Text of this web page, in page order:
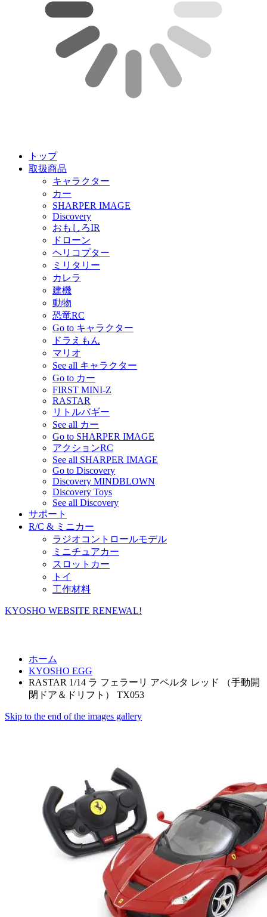
トップ
取扱商品
キャラクター
カー
SHARPER IMAGE
Discovery
おもしろIR
ドローン
ヘリコプター
ミリタリー
カレラ
建機
動物
恐竜RC
Go to キャラクター
ドラえもん
マリオ
See all キャラクター
Go to カー
FIRST MINI-Z
RASTAR
リトルバギー
See all カー
Go to SHARPER IMAGE
アクションRC
See all SHARPER IMAGE
Go to Discovery
Discovery MINDBLOWN
Discovery Toys
See all Discovery
サポート
R/C & ミニカー
ラジオコントロールモデル
ミニチュアカー
スロットカー
トイ
工作材料
KYOSHO WEBSITE RENEWAL!
ホーム
KYOSHO EGG
RASTAR 1/14 ラ フェラーリ アペルタ レッド （手動開
閉ドア＆ドリフト） TX053
Skip to the end of the images gallery